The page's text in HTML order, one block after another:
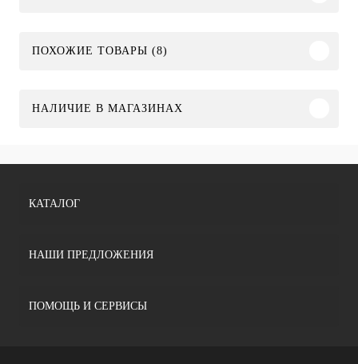
ПОХОЖИЕ ТОВАРЫ (8)
НАЛИЧИЕ В МАГАЗИНАХ
КАТАЛОГ
НАШИ ПРЕДЛОЖЕНИЯ
ПОМОЩЬ И СЕРВИСЫ